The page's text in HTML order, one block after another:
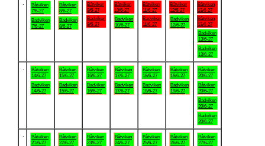
Båtviken
7/6-27
Badviken
7/6-27
Båtviken
8/6-27
Badviken
8/6-27
Båtviken
9/6-27
Badviken
9/6-27
Båtviken
10/6-27
Badviken
10/6-27
Båtviken
11/6-27
Badviken
11/6-27
Båtviken
12/6-27
Badviken
12/6-27
Båtviken
13/6-27
Båtviken
13/6-27
Badviken
13/6-27
Badviken
13/6-27
Båtviken
14/6-27
Badviken
14/6-27
Båtviken
15/6-27
Badviken
15/6-27
Båtviken
16/6-27
Badviken
16/6-27
Båtviken
17/6-27
Badviken
17/6-27
Båtviken
18/6-27
Badviken
18/6-27
Båtviken
19/6-27
Badviken
19/6-27
Båtviken
20/6-27
Båtviken
20/6-27
Badviken
20/6-27
Badviken
20/6-27
Båtviken
21/6-27
Båtviken
22/6-27
Båtviken
23/6-27
Båtviken
24/6-27
Båtviken
25/6-27
Båtviken
26/6-27
Båtviken
27/6-27